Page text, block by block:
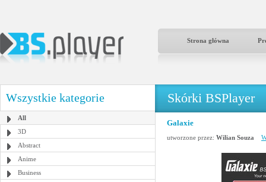
Strona główna
Wszystkie kategorie
All
3D
Abstract
Anime
Business
Skórki BSPlayer
Galaxie
utworzone przez: Wilian Souza